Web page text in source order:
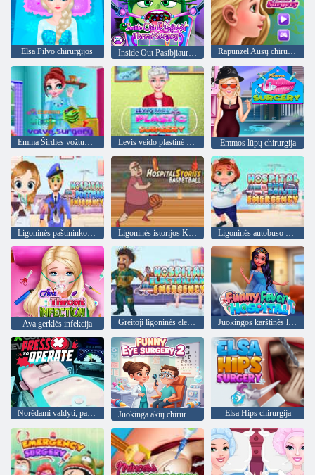
Elsa Pilvo chirurgijos Inside Out Pasibjiaurėjimas gerklės chirurgija Rapunzel Ausų chirurgija
Emma Širdies vožtuvo chirurgija Levis veido plastinė chirurgija Emmos lūpų chirurgija
Ligoninės paštininko greitoji pagalba Ligoninės istorijos Krepšinis Ligoninės autobuso vairuotojo skubi pagalba
Ava gerklės infekcija Greitoji ligoninės elektriko pagalba Juokingos karštinės ligoninė
Norėdami valdyti, paspauskite X Juokinga akių chirurgija 2 Elsa Hips chirurgija